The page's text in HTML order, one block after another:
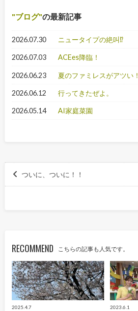
ブログ の最新記事
2026.07.30 ニュータイプの絶叫⁉
2026.07.03 ACEes降臨！
2026.06.23 夏のファミレスがアツい！
2026.06.12 行ってきたぜよ。
2026.05.14 AI家庭菜園
ついに、ついに！！
RECOMMEND こちらの記事も人気です。
2025.4.7 2023.6.1